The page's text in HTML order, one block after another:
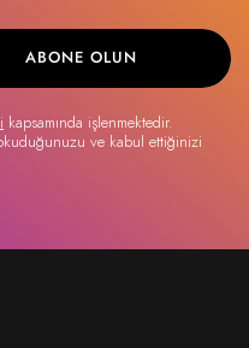
ABONE OLUN
kapsamında işlenmektedir.
ve kabul ettiğinizi